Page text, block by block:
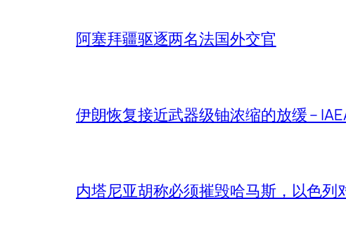
阿塞拜疆驱逐两名法国外交官
伊朗恢复接近武器级铀浓缩的放缓 –
内塔尼亚胡称必须摧毁哈马斯，以色列